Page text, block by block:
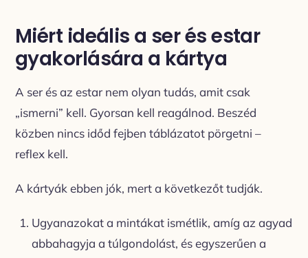
Miért ideális a ser és estar
gyakorlására a kártya
A ser és az estar nem olyan tudás, amit csak
„ismerni” kell. Gyorsan kell reagálnod. Beszéd
közben nincs időd fejben táblázatot pörgetni –
reflex kell.
A kártyák ebben jók, mert a következőt tudják.
Ugyanazokat a mintákat ismétlik, amíg az agyad
abbahagyja a túlgondolást, és egyszerűen a